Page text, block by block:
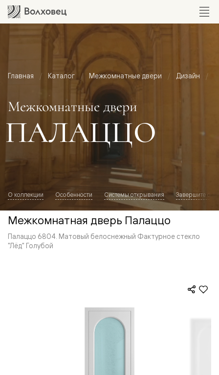
Главная Каталог Межкомнатные двери Дизайн
Межкомнатные двери
ПАЛАЦЦО
О коллекции Особенности Системы открывания Завершите
Межкомнатная дверь Палаццо
Палаццо 6804. Матовый белоснежный Фактурное стекло
"Лёд" Голубой